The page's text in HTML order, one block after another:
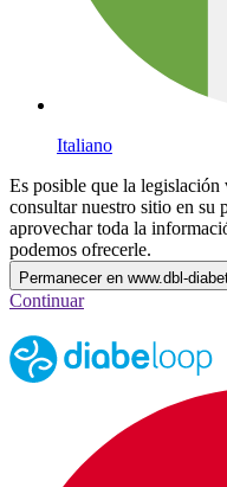
Italiano
Es posible que la
consultar nuestro sitio en su
aprovechar toda la
podemos ofrecerle.
Permanecer en www.dbl-
Continuar